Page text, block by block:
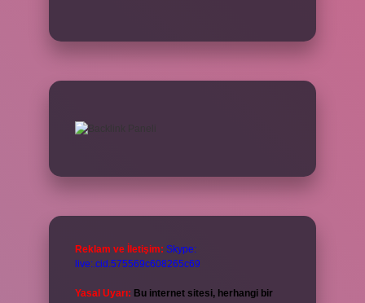
Reklam ve İletişim: Skype:
live:.cid.575569c608265c69
Yasal Uyarı: Bu internet sitesi, herhangi bir